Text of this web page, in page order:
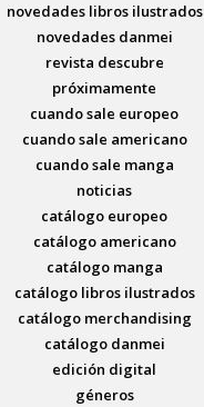
novedades libros ilustrados
novedades danmei
revista descubre
próximamente
cuando sale europeo
cuando sale americano
cuando sale manga
noticias
catálogo europeo
catálogo americano
catálogo manga
catálogo libros ilustrados
catálogo merchandising
catálogo danmei
edición digital
géneros